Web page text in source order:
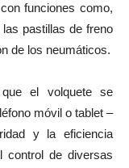
funciones como,
pastillas de freno
de los neumáticos.
el volquete se
móvil o tablet –
y la eficiencia
control de diversas